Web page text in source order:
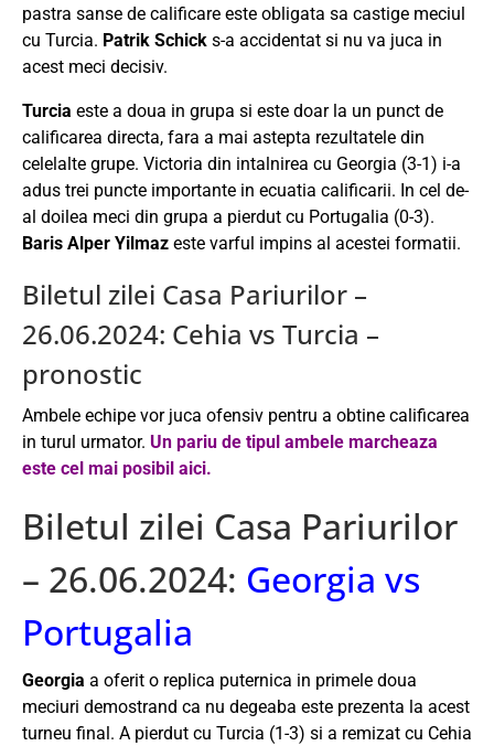
pastra sanse de calificare este obligata sa castige meciul
cu Turcia. Patrik Schick s-a accidentat si nu va juca in
acest meci decisiv.
Turcia este a doua in grupa si este doar la un punct de
calificarea directa, fara a mai astepta rezultatele din
celelalte grupe. Victoria din intalnirea cu Georgia (3-1) i-a
adus trei puncte importante in ecuatia calificarii. In cel de-
al doilea meci din grupa a pierdut cu Portugalia (0-3).
Baris Alper Yilmaz este varful impins al acestei formatii.
Biletul zilei Casa Pariurilor –
26.06.2024: Cehia vs Turcia –
pronostic
Ambele echipe vor juca ofensiv pentru a obtine calificarea
in turul urmator. Un pariu de tipul ambele marcheaza
este cel mai posibil aici.
Biletul zilei Casa Pariurilor
– 26.06.2024: Georgia vs
Portugalia
Georgia a oferit o replica puternica in primele doua
meciuri demostrand ca nu degeaba este prezenta la acest
turneu final. A pierdut cu Turcia (1-3) si a remizat cu Cehia